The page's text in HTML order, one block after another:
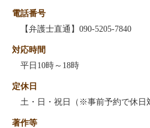
電話番号
【弁護士直通】090-5205-7840
対応時間
平日10時～18時
定休日
土・日・祝日（※事前予約で休日
著作等